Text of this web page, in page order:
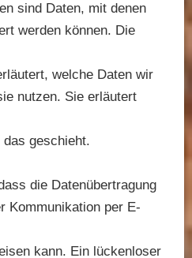
sind Daten, mit denen
werden können. Die
welche Daten wir
nutzen. Sie erläutert
geschieht.
die Datenübertragung
Kommunikation per E-
kann. Ein lückenloser